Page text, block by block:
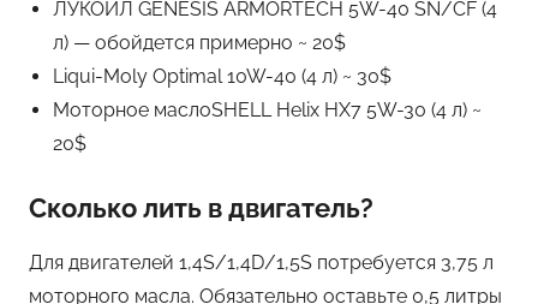
ЛУКОЙЛ GENESIS ARMORTECH 5W-40 SN/CF (4
л) — обойдется примерно ~ 20$
Liqui-Moly Optimal 10W-40 (4 л) ~ 30$
Моторное маслоSHELL Helix HX7 5W-30 (4 л) ~
20$
Сколько лить в двигатель?
Для двигателей 1,4S/1,4D/1,5S потребуется 3,75 л
моторного масла. Обязательно оставьте 0,5 литры